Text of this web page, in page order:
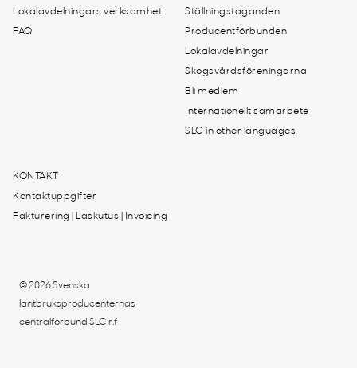
Lokalavdelningars verksamhet
FAQ
Ställningstaganden
Producentförbunden
Lokalavdelningar
Skogsvårdsföreningarna
Bli medlem
Internationellt samarbete
SLC in other languages
KONTAKT
Kontaktuppgifter
Fakturering | Laskutus | Invoicing
© 2026 Svenska
lantbruksproducenternas
centralförbund SLC r.f